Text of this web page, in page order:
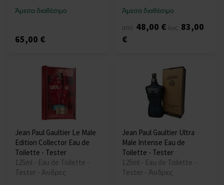
Άμεσα διαθέσιμο
65,00 €
Άμεσα διαθέσιμο
από 48,00 € έως 83,00
€
Jean Paul Gaultier Le Male
Edition Collector Eau de
Toilette - Tester
125ml - Eau de Toilette -
Tester - Άνδρες
Jean Paul Gaultier Ultra
Male Intense Eau de
Toilette - Tester
125ml - Eau de Toilette -
Tester - Άνδρες